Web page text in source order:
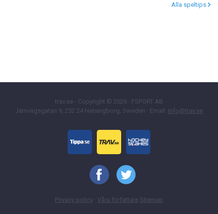
Alla speltips
trav.se - Copyright © 2026 · FSPORT AB
Järnvägsgatan 9, 252 24 Helsingborg, Sweden · Email: info@trav.se
Privacy policy · Våra författare Sitemap